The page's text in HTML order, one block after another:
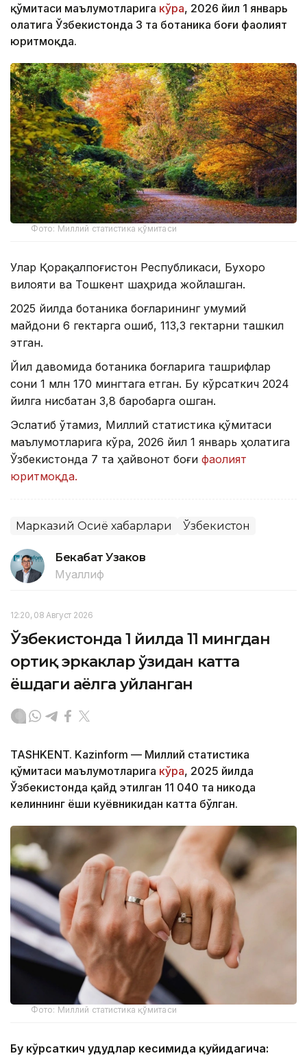
қўмитаси маълумотларига кўра, 2026 йил 1 январь
ҳолатига Ўзбекистонда 3 та ботаника боғи фаолият
юритмоқда.
Фото: Миллий статистика қўмитаси
Улар Қорақалпоғистон Республикаси, Бухоро
вилояти ва Тошкент шаҳрида жойлашган.
2025 йилда ботаника боғларининг умумий
майдони 6 гектарга ошиб, 113,3 гектарни ташкил
этган.
Йил давомида ботаника боғларига ташрифлар
сони 1 млн 170 мингтага етган. Бу кўрсаткич 2024
йилга нисбатан 3,8 баробарга ошган.
Эслатиб ўтамиз, Миллий статистика қўмитаси
маълумотларига кўра, 2026 йил 1 январь ҳолатига
Ўзбекистонда 7 та ҳайвонот боғи фаолият
юритмоқда.
Марказий Осиё хабарлари Ўзбекистон
Бекабат Узаков
Муаллиф
12:20, 08 Август 2026
Ўзбекистонда 1 йилда 11 мингдан
ортиқ эркаклар ўзидан катта
ёшдаги аёлга уйланган
TASHKENT. Kazinform — Миллий статистика
қўмитаси маълумотларига кўра, 2025 йилда
Ўзбекистонда қайд этилган 11 040 та никоҳда
келиннинг ёши куёвникидан катта бўлган.
Фото: Миллий статистика қўмитаси
Бу кўрсаткич ҳудудлар кесимида қуйидагича: